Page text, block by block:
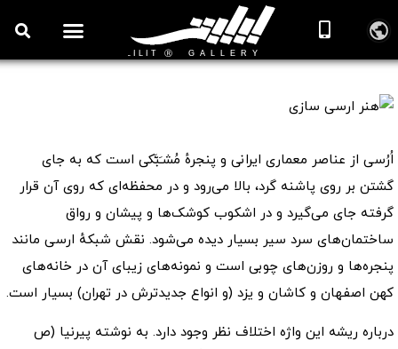
هنر ارسی سازی
اُرُسی از عناصر معماری ایرانی و پنجرهٔ مُشـَبَّکی است که به جای
گشتن بر روی پاشنه گرد، بالا می‌رود و در محفظه‌ای که روی آن قرار
گرفته جای می‌گیرد و در اشکوب کوشک‌ها و پیشان و رواق
ساختمان‌های سرد سیر بسیار دیده می‌شود. نقش شبکهٔ ارسی مانند
پنجره‌ها و روزن‌های چوبی است و نمونه‌های زیبای آن در خانه‌های
کهن اصفهان و کاشان و یزد (و انواع جدیدترش در تهران) بسیار است.
درباره ریشه این واژه اختلاف نظر وجود دارد. به نوشته پیرنیا (ص